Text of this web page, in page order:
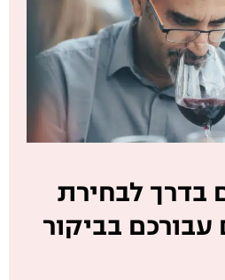
לבחירת
עבורכם בביקור